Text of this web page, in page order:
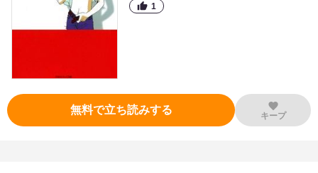
1
無料で立ち読みする キープ